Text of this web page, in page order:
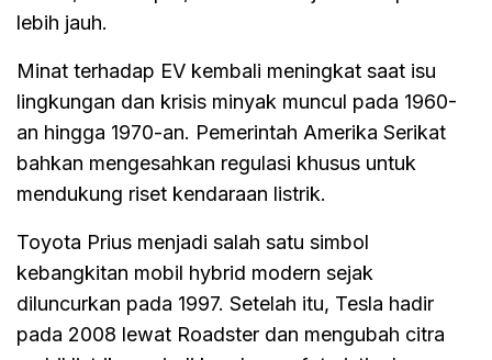
lebih jauh.
Minat terhadap EV kembali meningkat saat isu
lingkungan dan krisis minyak muncul pada 1960-
an hingga 1970-an. Pemerintah Amerika Serikat
bahkan mengesahkan regulasi khusus untuk
mendukung riset kendaraan listrik.
Toyota Prius menjadi salah satu simbol
kebangkitan mobil hybrid modern sejak
diluncurkan pada 1997. Setelah itu, Tesla hadir
pada 2008 lewat Roadster dan mengubah citra